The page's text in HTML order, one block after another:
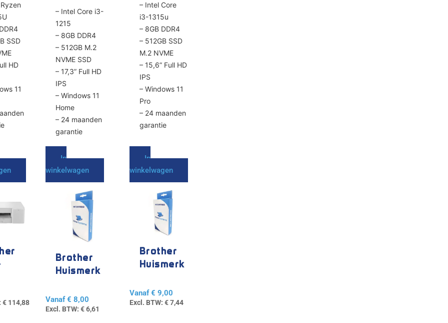
SSD
HD
11
– Intel Core i3-
1215
– 8GB DDR4
– 512GB M.2
NVME SSD
– 17,3” Full HD
IPS
– Windows 11
Home
– 24 maanden
garantie
In
winkelwagen
productpagina
– Intel Core
i3-1315u
– 8GB DDR4
– 512GB SSD
M.2 NVME
– 15,6” Full HD
IPS
– Windows 11
Pro
– 24 maanden
garantie
In
winkelwagen
productpagina
€ 114,88
Brother
Huismerk
123
Vanaf€ 8,00
Excl. BTW: €6,61
product
meerdere
variaties.
Deze
optie
kan
worden
op
Brother
Huismerk
1240 /
1280
Vanaf€ 9,00
Excl. BTW: €7,44
product
meerdere
Deze
optie
gekozen
worden